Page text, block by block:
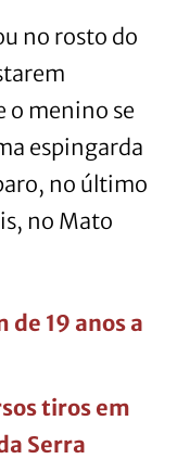
no rosto do
o menino se
espingarda
no último
no Mato
19 anos a
tiros em
Serra